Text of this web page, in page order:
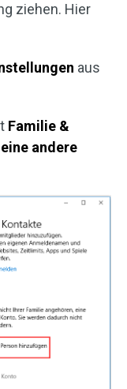
ziehen. Hier
aus
Familie &
andere